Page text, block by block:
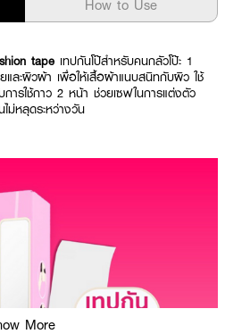
How to Use
tape เทปกันโป๊สำหรับคนกลัวโป๊ะ 1
ะผิวผ้า เพื่อให้เสื้อผ้าแนบสนิทกับผิว ใช้
ารใช้กาว 2 หน้า ช่วยเซฟในการแต่งตัว
หลุดระหว่างวัน
More